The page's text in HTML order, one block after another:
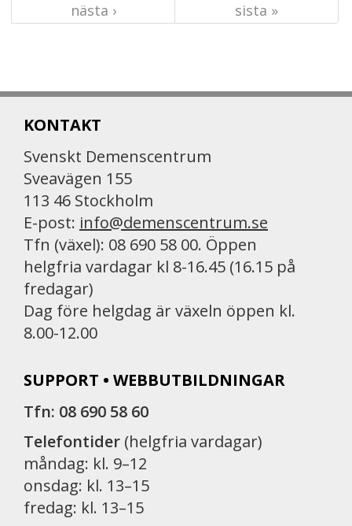
nästa ›
sista »
KONTAKT
Svenskt Demenscentrum
Sveavägen 155
113 46 Stockholm
E-post: info@demenscentrum.se
Tfn (växel): 08 690 58 00. Öppen
helgfria vardagar kl 8-16.45 (16.15 på
fredagar)
Dag före helgdag är växeln öppen kl.
8.00-12.00
SUPPORT • WEBBUTBILDNINGAR
Tfn: 08 690 58 60
Telefontider (helgfria vardagar)
måndag: kl. 9–12
onsdag: kl. 13–15
fredag: kl. 13–15